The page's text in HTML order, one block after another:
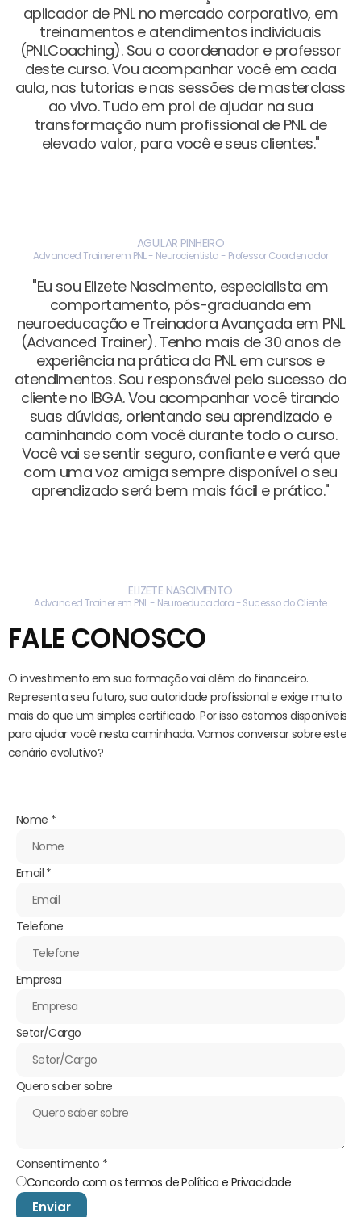
aplicador de PNL no mercado corporativo, em
treinamentos e atendimentos individuais
(PNLCoaching). Sou o coordenador e professor
deste curso. Vou acompanhar você em cada
aula, nas tutorias e nas sessões de masterclass
ao vivo. Tudo em prol de ajudar na sua
transformação num profissional de PNL de
elevado valor, para você e seus clientes."
AGUILAR PINHEIRO
Advanced Trainer em PNL - Neurocientista - Professor Coordenador
"Eu sou Elizete Nascimento, especialista em
comportamento, pós-graduanda em
neuroeducação e Treinadora Avançada em PNL
(Advanced Trainer). Tenho mais de 30 anos de
experiência na prática da PNL em cursos e
atendimentos. Sou responsável pelo sucesso do
cliente no IBGA. Vou acompanhar você tirando
suas dúvidas, orientando seu aprendizado e
caminhando com você durante todo o curso.
Você vai se sentir seguro, confiante e verá que
com uma voz amiga sempre disponível o seu
aprendizado será bem mais fácil e prático."
ELIZETE NASCIMENTO
Advanced Trainer em PNL - Neuroeducadora - Sucesso do Cliente
FALE CONOSCO
O investimento em sua formação vai além do financeiro.
Representa seu futuro, sua autoridade profissional e exige muito
mais do que um simples certificado. Por isso estamos disponíveis
para ajudar você nesta caminhada. Vamos conversar sobre este
cenário evolutivo?
Nome *
Email *
Telefone
Empresa
Setor/Cargo
Quero saber sobre
Consentimento *
Concordo com os termos de Política e Privacidade
Enviar